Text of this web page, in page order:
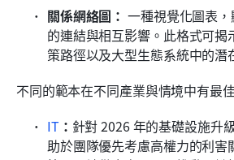
關係網絡圖： 一種視覺化圖表
的連結與相互影響。此格式可揭
策路徑以及大型生態系統中的潛
不同的範本在不同產業與情境中有最
IT ： 針對 2026 年的基礎設施升
助於團隊優先考慮高權力的利害